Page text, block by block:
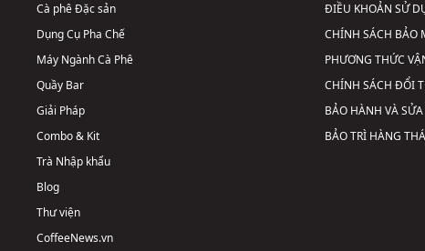
Cà phê Đặc sản
Dụng Cụ Pha Chế
Máy Ngành Cà Phê
Quầy Bar
Giải Pháp
Combo & Kit
Trà Nhập khẩu
Blog
Thư viện
CoffeeNews.vn
ĐIỀU KHOẢN SỬ
CHÍNH SÁCH BẢO
PHƯƠNG THỨC
CHÍNH SÁCH ĐỔI
BẢO HÀNH VÀ
BẢO TRÌ HÀNG